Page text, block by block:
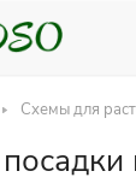
Схемы для